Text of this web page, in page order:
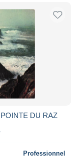
DU RAZ
Professionnel